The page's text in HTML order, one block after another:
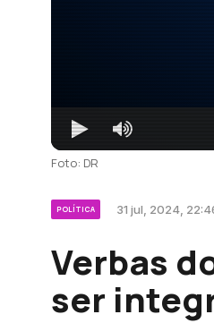
Foto: DR
POLÍTICA 31 jul, 2024,
Verbas
ser